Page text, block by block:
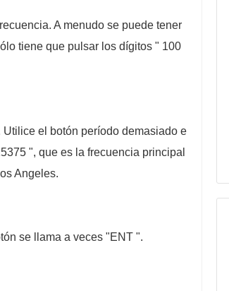
A menudo se puede tener
tiene que pulsar los dígitos " 100
el botón período demasiado e
", que es la frecuencia principal
Angeles.
se llama a veces "ENT ".